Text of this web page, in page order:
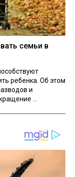
семьи в
ребенка. Об этом
и
...